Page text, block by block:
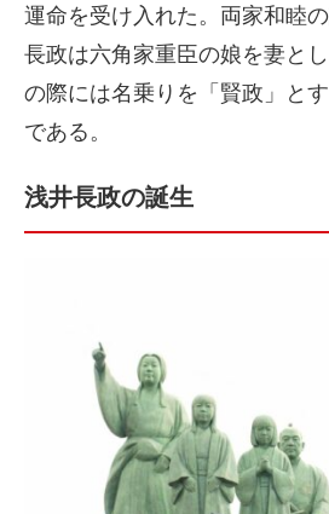
運命を受け入れた。両家和睦
長政は六角家重臣の娘を妻と
の際には名乗りを「賢政」と
である。
浅井長政の誕生